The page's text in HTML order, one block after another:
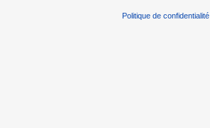
Politique de confidentialité